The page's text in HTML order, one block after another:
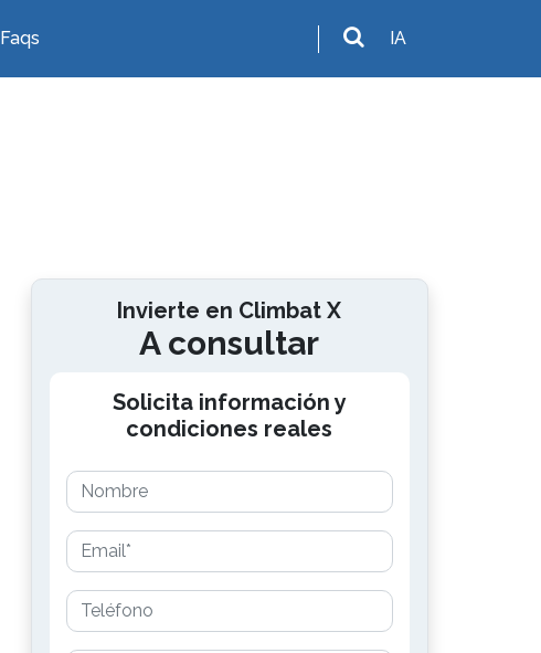
Faqs IA
Invierte en Climbat X
A consultar
Solicita información y
condiciones reales